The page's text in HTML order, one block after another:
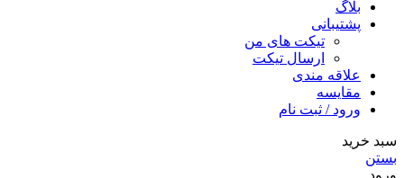
بلاگ
پشتیبانی
تیکت های من
ارسال تیکت
علاقه مندی
مقايسه
ورود / ثبت نام
سبد خرید
بستن